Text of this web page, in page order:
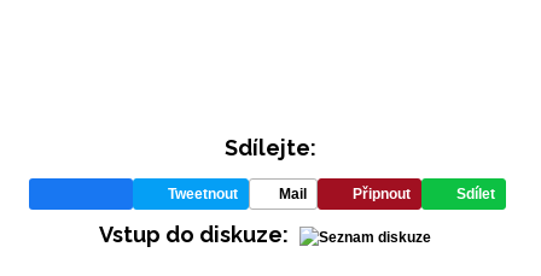
Sdílejte:
Tweetnout Mail Připnout Sdílet
Vstup do diskuze: